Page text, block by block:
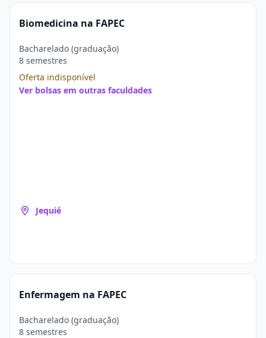
Biomedicina na FAPEC
Bacharelado (graduação)
8 semestres
Oferta indisponível
Ver bolsas em outras faculdades
Jequié
Enfermagem na FAPEC
Bacharelado (graduação)
8 semestres